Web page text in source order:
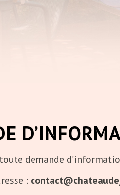
demande
: